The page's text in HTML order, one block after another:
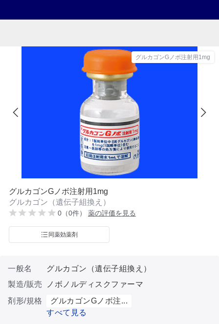
グルカゴンGノボ注射用1mg
グルカゴンGノボ注射用1mg
グルカゴン（遺伝子組換え）
0（0件） 薬の評価を見る
同薬効薬剤
一般名
グルカゴン（遺伝子組換え）
製造/販売
ノボノルディスクファーマ
剤形/規格
グルカゴンGノボ注...
すべて見る